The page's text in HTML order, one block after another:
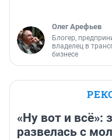
Олег Арефьев
Блогер,
владелец в
бизнесе
«Ну вот и всё»:
развелась с